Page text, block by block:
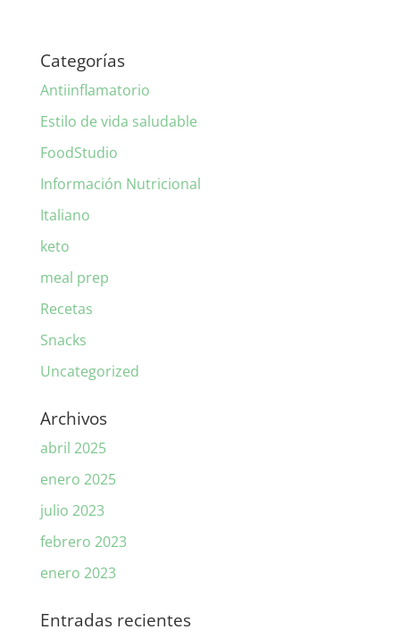
Categorías
Antiinflamatorio
Estilo de vida saludable
FoodStudio
Información Nutricional
Italiano
keto
meal prep
Recetas
Snacks
Uncategorized
Archivos
abril 2025
enero 2025
julio 2023
febrero 2023
enero 2023
Entradas recientes